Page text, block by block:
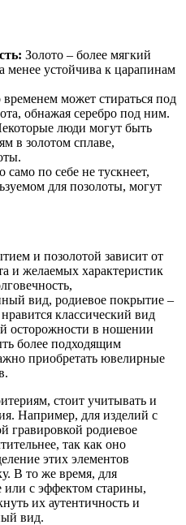
Золото – более мягкий
менее устойчива к царапинам
временем может стираться под
обнажая серебро под ним.
люди могут быть
в золотом сплаве,
само по себе не тускнеет,
для позолоты, могут
и позолотой зависит от
и желаемых характеристик
вид, родиевое покрытие –
классический вид
осторожности в ношении
более подходящим
приобретать ювелирные
стоит учитывать и
Например, для изделий с
гравировкой родиевое
так как оно
этих элементов
В то же время, для
с эффектом старины,
их аутентичность и
вид.